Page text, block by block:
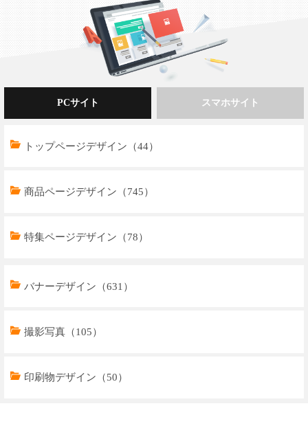
PCサイト
トップページデザイン（44）
商品ページデザイン（745）
特集ページデザイン（78）
スマホサイト
トップページデザイン（32）
商品ページデザイン（769）
特集ページデザイン（59）
バナーデザイン（631）
撮影写真（105）
印刷物デザイン（50）